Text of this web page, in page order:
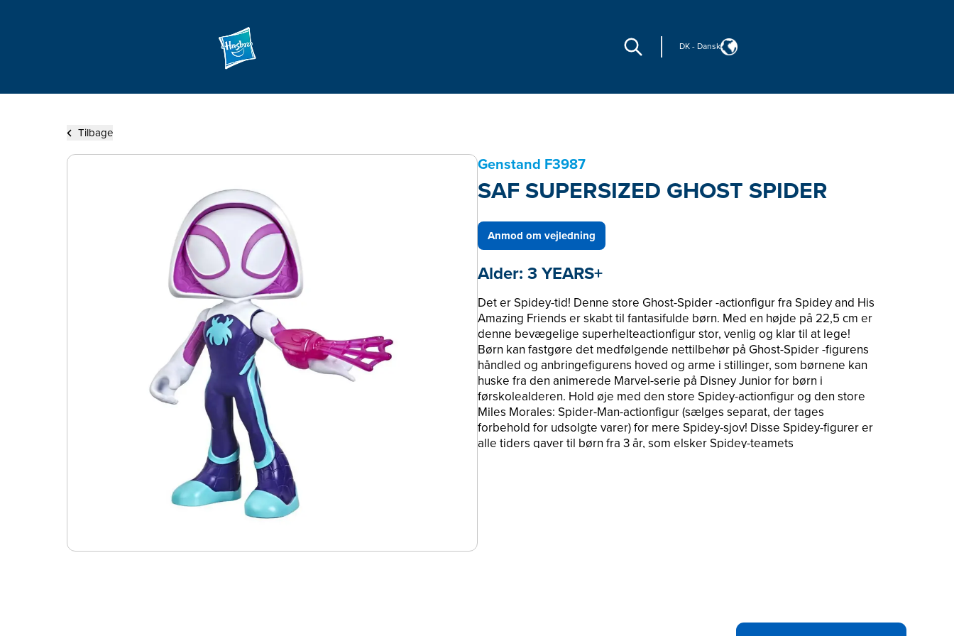
DK - Dansk
Tilbage
Genstand F3987
SAF SUPERSIZED GHOST SPIDER
Anmod om vejledning
Alder: 3 YEARS+
Det er Spidey-tid! Denne store Ghost-Spider -actionfigur fra Spidey and His
Amazing Friends er skabt til fantasifulde børn. Med en højde på 22,5 cm er
denne bevægelige superhelteactionfigur stor, venlig og klar til at lege!
Børn kan fastgøre det medfølgende nettilbehør på Ghost-Spider -figurens
håndled og anbringefigurens hoved og arme i stillinger, som børnene kan
huske fra den animerede Marvel-serie på Disney Junior for børn i
førskolealderen. Hold øje med den store Spidey-actionfigur og den store
Miles Morales: Spider-Man-actionfigur (sælges separat, der tages
forbehold for udsolgte varer) for mere Spidey-sjov! Disse Spidey-figurer er
alle tiders gaver til børn fra 3 år, som elsker Spidey-teamets